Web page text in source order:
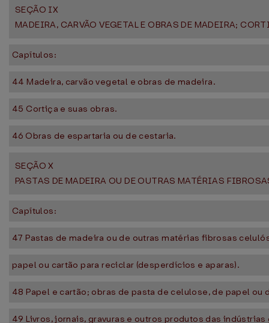
SEÇÃO IX
MADEIRA, CARVÃO VEGETAL E OBRAS DE MADEIRA;
Capítulos:
44 Madeira, carvão vegetal e obras de madeira.
45 Cortiça e suas obras.
46 Obras de espartaria ou de cestaria.
SEÇÃO X
PASTAS DE MADEIRA OU DE OUTRAS MATÉRIAS
Capítulos:
47 Pastas de madeira ou de outras matérias fibrosas
papel ou cartão para reciclar (desperdícios e aparas).
48 Papel e cartão; obras de pasta de celulose, de papel ou
49 Livros, jornais, gravuras e outros produtos das